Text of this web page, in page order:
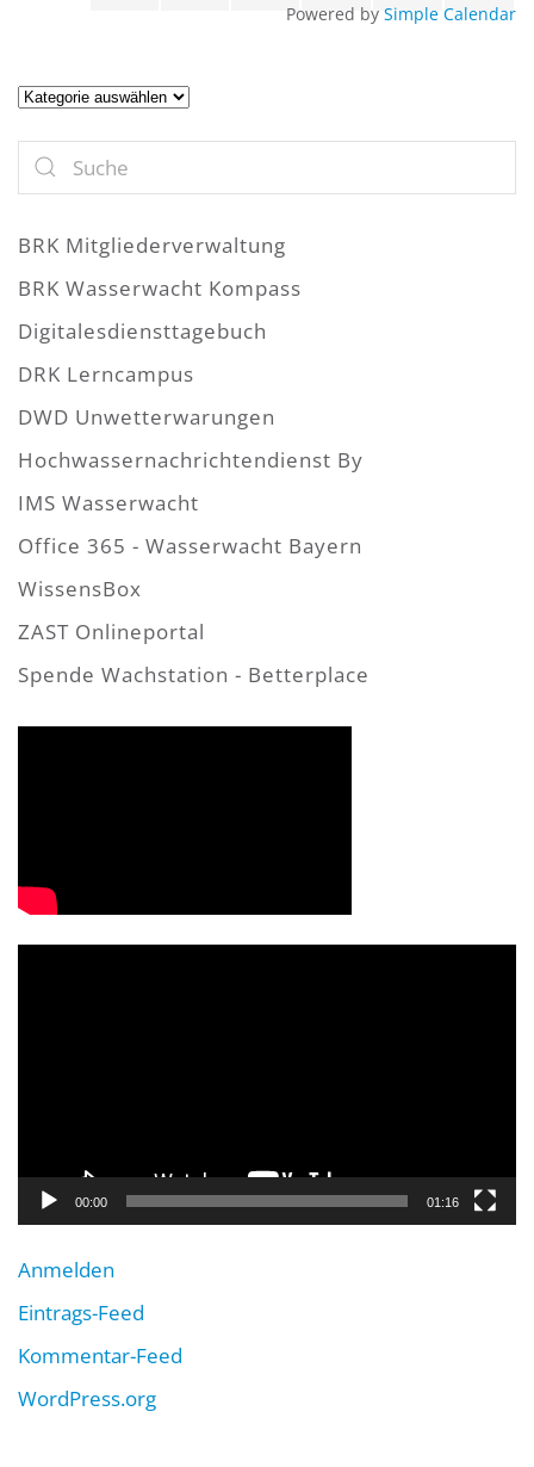
Powered by Simple Calendar
Artikel
BRK Mitgliederverwaltung
BRK Wasserwacht Kompass
Digitalesdiensttagebuch
DRK Lerncampus
DWD Unwetterwarungen
Hochwassernachrichtendienst By
IMS Wasserwacht
Office 365 - Wasserwacht Bayern
WissensBox
ZAST Onlineportal
Spende Wachstation - Betterplace
00:00 01:16
Anmelden
Eintrags-Feed
Kommentar-Feed
WordPress.org